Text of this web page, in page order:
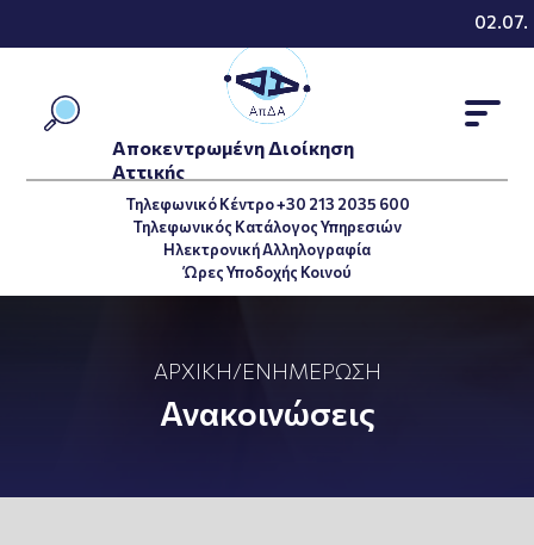
Τηλεφωνικό Κέντρο +30 213 2035 600
Τηλεφωνικός Κατάλογος Υπηρεσιών
Ηλεκτρονική Αλληλογραφία
Ώρες Υποδοχής Κοινού
Αποκεντρωμένη Διοίκηση
Αττικής
ΑΡΧΙΚΉ/ΕΝΗΜΈΡΩΣΗ
Ανακοινώσεις